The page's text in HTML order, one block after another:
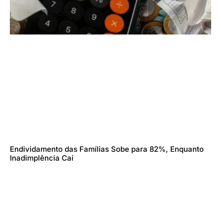
Endividamento das Famílias Sobe para 82%, Enquanto
Inadimplência Cai